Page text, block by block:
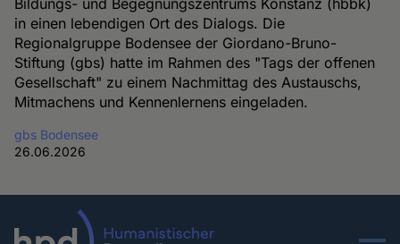
Bildungs- und Begegnungszentrums Konstanz (hbbk)
in einen lebendigen Ort des Dialogs. Die
Regionalgruppe Bodensee der Giordano-Bruno-
Stiftung (gbs) hatte im Rahmen des "Tags der offenen
Gesellschaft" zu einem Nachmittag des Austauschs,
Mitmachens und Kennenlernens eingeladen.
gbs Bodensee
26.06.2026